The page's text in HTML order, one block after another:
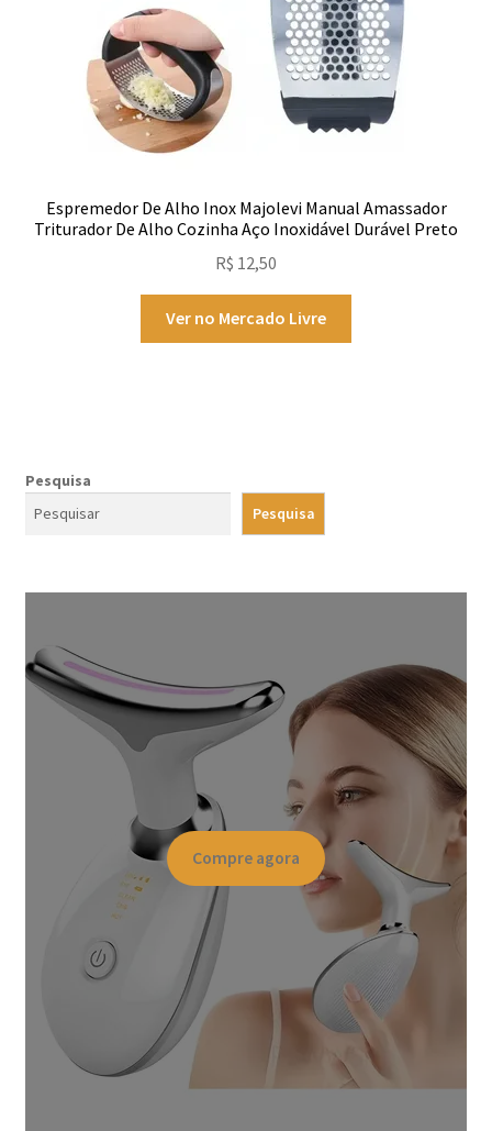
Espremedor De Alho Inox Majolevi Manual Amassador
Triturador De Alho Cozinha Aço Inoxidável Durável Preto
R$ 12,50
Ver no Mercado Livre
Pesquisa
Pesquisa
Compre agora